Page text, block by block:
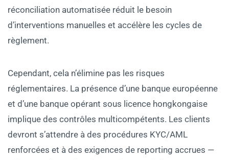
réconciliation automatisée réduit le besoin
d’interventions manuelles et accélère les cycles de
règlement.
Cependant, cela n’élimine pas les risques
réglementaires. La présence d’une banque européenne
et d’une banque opérant sous licence hongkongaise
implique des contrôles multicompétents. Les clients
devront s’attendre à des procédures KYC/AML
renforcées et à des exigences de reporting accrues —